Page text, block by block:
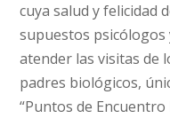
cuya salud y felicidad
supuestos psicólogos
atender las visitas de
padres biológicos,
“Puntos de Encuentro